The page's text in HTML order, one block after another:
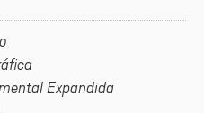
Expandida